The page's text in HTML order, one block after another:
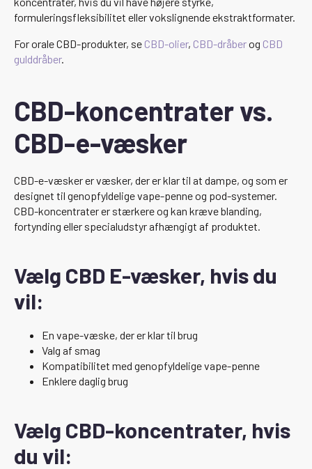
formuleringsfleksibilitet eller vokslignende ekstraktformater.
For orale CBD-produkter, se CBD-olier, CBD-dråberog CBD
gulddråber.
CBD-koncentrater vs.
CBD-e-væsker
CBD-e-væsker er væsker, der er klar til at dampe, og som er
designet til genopfyldelige vape-penne og pod-systemer.
CBD-koncentrater er stærkere og kan kræve blanding,
fortynding eller specialudstyr afhængigt af produktet.
Vælg CBD E-væsker, hvis du
vil:
En vape-væske, der er klar til brug
Valg af smag
Kompatibilitet med genopfyldelige vape-penne
Enklere daglig brug
Vælg CBD-koncentrater, hvis
du vil: